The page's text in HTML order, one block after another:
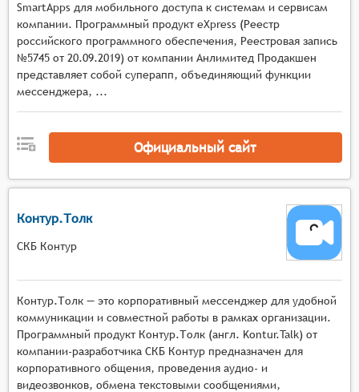
Поддержка эмодзи и стикеров для обогащения
общения.
Уведомления о новых сообщениях и событиях в
SmartApps для мобильного доступа к системам и сервисам
компании. Программный продукт eXpress (Реестр
российского программного обеспечения, Реестровая запись
№5745 от 20.09.2019) от компании Анлимитед Продакшен
представляет собой суперапп, объединяющий функции
мессенджера, ...
Официальный сайт
Контур.Толк
СКБ Контур
Контур.Толк — это корпоративный мессенджер для удобной
коммуникации и совместной работы в рамках организации.
Программный продукт Контур.Толк (англ. Kontur.Talk) от
компании-разработчика СКБ Контур предназначен для
корпоративного общения, проведения аудио- и
видеозвонков, обмена текстовыми сообщениями,